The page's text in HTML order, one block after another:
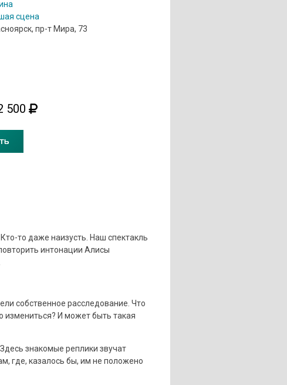
сцена
пр-т Мира, 73
500
то даже наизусть. Наш спектакль
интонации Алисы
собственное расследование. Что
измениться? И может быть такая
знакомые реплики звучат
где, казалось бы, им не положено